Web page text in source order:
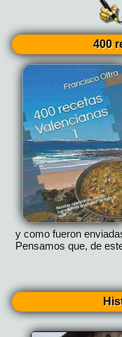
400
y como fueron
Pensamos que, de